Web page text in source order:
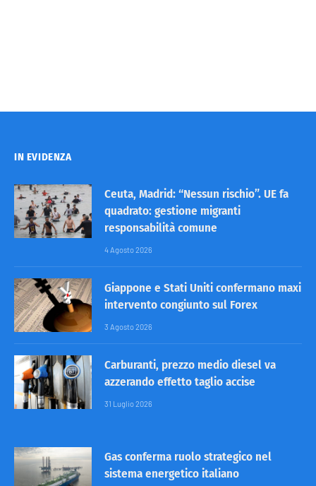
IN EVIDENZA
Ceuta, Madrid: “Nessun rischio”. UE fa
quadrato: gestione migranti
responsabilità comune
4 Agosto 2026
Giappone e Stati Uniti confermano maxi
intervento congiunto sul Forex
3 Agosto 2026
Carburanti, prezzo medio diesel va
azzerando effetto taglio accise
31 Luglio 2026
Gas conferma ruolo strategico nel
sistema energetico italiano